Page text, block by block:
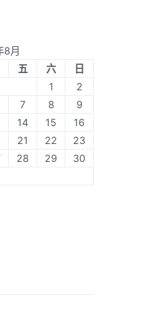
8月
五 六
日
1
2
7 8
9
14 15
16
21 22
23
28 29
30